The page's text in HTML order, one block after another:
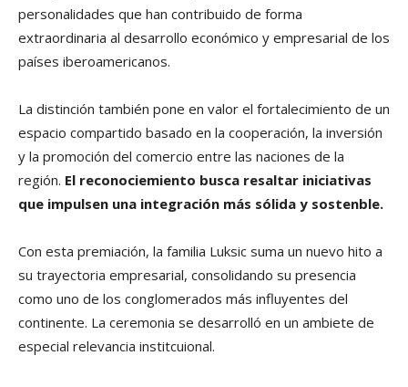
personalidades que han contribuido de forma
extraordinaria al desarrollo económico y empresarial de los
países iberoamericanos.
La distinción también pone en valor el fortalecimiento de un
espacio compartido basado en la cooperación, la inversión
y la promoción del comercio entre las naciones de la
región. El reconociemiento busca resaltar iniciativas
que impulsen una integración más sólida y sostenble.
Con esta premiación, la familia Luksic suma un nuevo hito a
su trayectoria empresarial, consolidando su presencia
como uno de los conglomerados más influyentes del
continente. La ceremonia se desarrolló en un ambiete de
especial relevancia institcuional.